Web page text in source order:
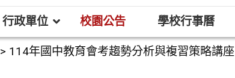
行政單位 校園公告 學校行事曆
> 114年國中教育會考趨勢分析與複習策略講座